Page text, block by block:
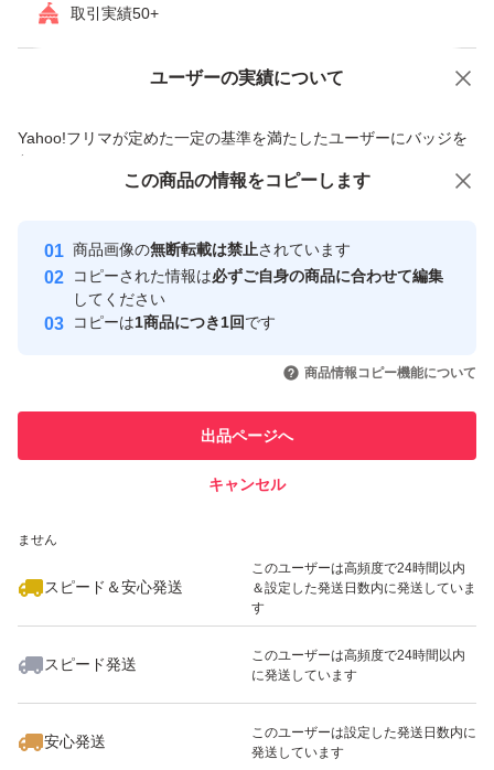
取引実績50+
ユーザーの実績について
Yahoo!フリマが定めた一定の基準を満たしたユーザーにバッジを
付与しています
安心取引出品者
心・安全なユーザーです
取引実績
引を完了させた実績があります
での取引実績があります
ません
スピード＆安心発送
このユーザーは高頻度で24時間以内
＆設定した発送日数内に発送していま
す
スピード発送
このユーザーは高頻度で24時間以内
に発送しています
安心発送
このユーザーは設定した発送日数内に
発送しています
価格の相談 商品への質問
この商品の情報をコピーします
商品画像の無断転載は禁止されています
コピーされた情報は必ずご自身の商品に合わせて編集
してください
コピーは1商品につき1回です
商品情報コピー機能について
出品ページへ
キャンセル
この商品をみている人にオススメ
いいね！
1,000